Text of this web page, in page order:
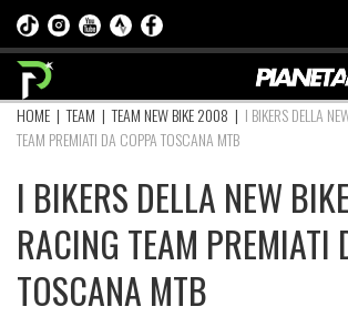
HOME |TEAM |TEAM NEW BIKE 2008 | I BIKERS DELLA
TEAM PREMIATI DA COPPA TOSCANA MTB
I BIKERS DELLA NEW
RACING TEAM PREMIATI
TOSCANA MTB